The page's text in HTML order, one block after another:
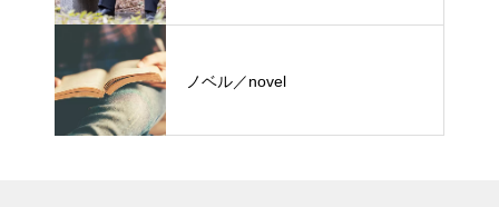
ノベル／novel